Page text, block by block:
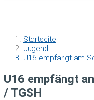
Startseite
Jugend
U16 empfängt am
U16 empfängt
/ TGSH